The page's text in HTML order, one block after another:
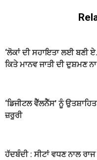
‘ਲੋਕਾਂ ਦੀ ਸਹਾਇਤਾ ਲਈ ਬਣੀ
ਕਿਤੇ ਮਾਨਵ ਜਾਤੀ ਦੀ ਦੁਸ਼ਮਣ
‘ਡਿਜੀਟਲ ਵੈੱਲਨੈੱਸ’ ਨੂੰ
ਜ਼ਰੂਰੀ
ਹੱਦਬੰਦੀ : ਸੀਟਾਂ ਵਧਣ ਨਾਲ ਰਾਜ